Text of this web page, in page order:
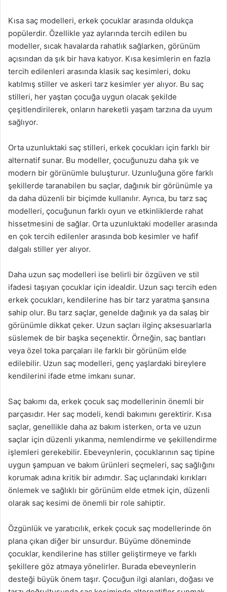
Kısa saç modelleri, erkek çocuklar arasında oldukça
popülerdir. Özellikle yaz aylarında tercih edilen bu
modeller, sıcak havalarda rahatlık sağlarken, görünüm
açısından da şık bir hava katıyor. Kısa kesimlerin en fazla
tercih edilenleri arasında klasik saç kesimleri, doku
katılmış stiller ve askeri tarz kesimler yer alıyor. Bu saç
stilleri, her yaştan çocuğa uygun olacak şekilde
çeşitlendirilerek, onların hareketli yaşam tarzına da uyum
sağlıyor.
Orta uzunluktaki saç stilleri, erkek çocukları için farklı bir
alternatif sunar. Bu modeller, çocuğunuzu daha şık ve
modern bir görünümle buluşturur. Uzunluğuna göre farklı
şekillerde taranabilen bu saçlar, dağınık bir görünümle ya
da daha düzenli bir biçimde kullanılır. Ayrıca, bu tarz saç
modelleri, çocuğunun farklı oyun ve etkinliklerde rahat
hissetmesini de sağlar. Orta uzunluktaki modeller arasında
en çok tercih edilenler arasında bob kesimler ve hafif
dalgalı stiller yer alıyor.
Daha uzun saç modelleri ise belirli bir özgüven ve stil
ifadesi taşıyan çocuklar için idealdir. Uzun saçı tercih eden
erkek çocukları, kendilerine has bir tarz yaratma şansına
sahip olur. Bu tarz saçlar, genelde dağınık ya da salaş bir
görünümle dikkat çeker. Uzun saçları ilginç aksesuarlarla
süslemek de bir başka seçenektir. Örneğin, saç bantları
veya özel toka parçaları ile farklı bir görünüm elde
edilebilir. Uzun saç modelleri, genç yaşlardaki bireylere
kendilerini ifade etme imkanı sunar.
Saç bakımı da, erkek çocuk saç modellerinin önemli bir
parçasıdır. Her saç modeli, kendi bakımını gerektirir. Kısa
saçlar, genellikle daha az bakım isterken, orta ve uzun
saçlar için düzenli yıkanma, nemlendirme ve şekillendirme
işlemleri gerekebilir. Ebeveynlerin, çocuklarının saç tipine
uygun şampuan ve bakım ürünleri seçmeleri, saç sağlığını
korumak adına kritik bir adımdır. Saç uçlarındaki kırıkları
önlemek ve sağlıklı bir görünüm elde etmek için, düzenli
olarak saç kesimi de önemli bir role sahiptir.
Özgünlük ve yaratıcılık, erkek çocuk saç modellerinde ön
plana çıkan diğer bir unsurdur. Büyüme döneminde
çocuklar, kendilerine has stiller geliştirmeye ve farklı
şekillere göz atmaya yönelirler. Burada ebeveynlerin
desteği büyük önem taşır. Çocuğun ilgi alanları, doğası ve